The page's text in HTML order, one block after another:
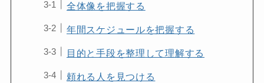
全体像を把握する
年間スケジュールを把握する
目的と手段を整理して理解する
頼れる人を見つける